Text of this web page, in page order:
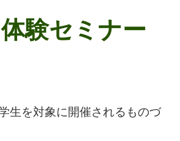
験セミナー
生を対象に開催されるものづ